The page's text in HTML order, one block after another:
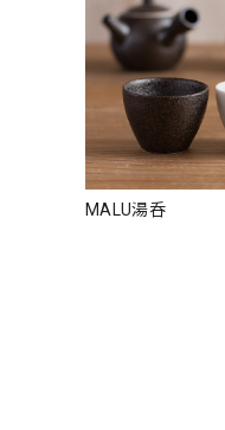
MALU湯呑